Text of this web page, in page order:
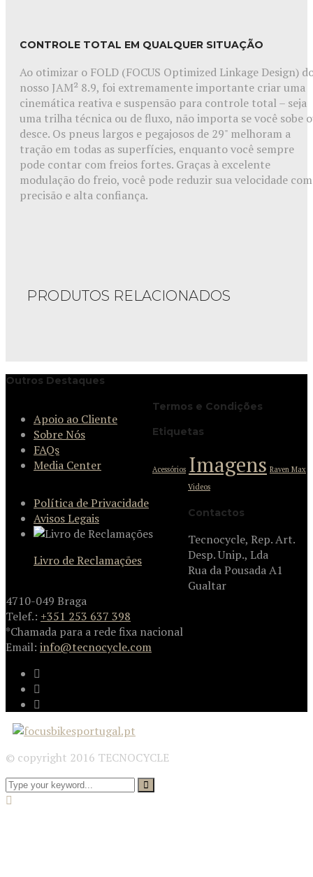
CONTROLE TOTAL EM QUALQUER SITUAÇÃO
Ao otimizar o FOLD (FOCUS Optimized Linkage Design)
nosso JAM² 8.9, foi extremamente importante criar uma
cinemática reativa e suspensão para controle total – seja
uma trilha técnica ou de fluxo, não importa se você sobe
desce. Os pneus largos e pegajosos de 29" melhoram a
tração em todas as superfícies, enquanto você sempre
pode contar com freios fortes. Graças à excelente
modulação do freio, você pode reduzir sua velocidade com
precisão e alta confiança.
PRODUTOS RELACIONADOS
Outros Destaques
Apoio ao Cliente
Sobre Nós
FAQs
Media Center
Termos e Condições
Política de Privacidade
Avisos Legais
Livro de Reclamações
Etiquetas
Acessórios Imagens Raven Max
Videos
Contactos
Tecnocycle, Rep. Art.
Desp. Unip., Lda
Rua da Pousada A1
Gualtar
4710-049 Braga
Telef.: +351 253 637 398
*Chamada para a rede fixa nacional
Email: info@tecnocycle.com
© copyright 2016 TECNOCYCLE